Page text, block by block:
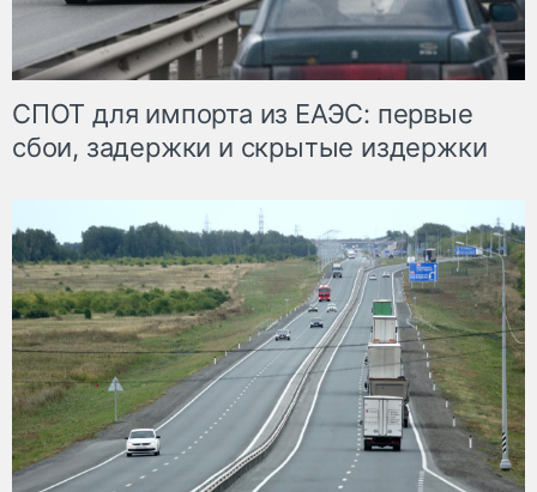
СПОТ для импорта из ЕАЭС: первые
сбои, задержки и скрытые издержки